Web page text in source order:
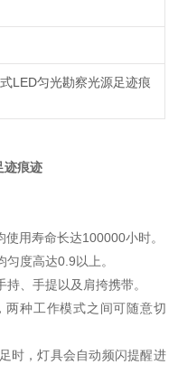
LED匀光勘察光源足迹痕
迹痕迹
用寿命长达100000小时。
度高达0.9以上。
、手提以及肩挎携带。
种工作模式之间可随意切
时，灯具会自动频闪提醒进